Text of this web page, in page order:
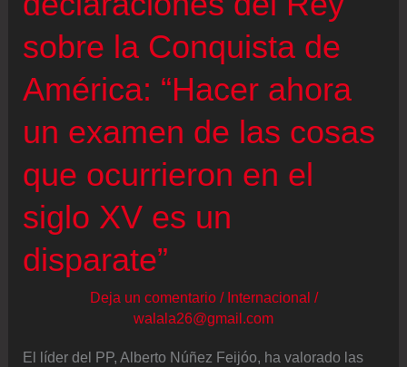
pleno
juicio
‘caso
Koldo’
sobre la Conquista de
América: “Hacer ahora
un examen de las cosas
que ocurrieron en el
siglo XV es un
disparate”
Deja un comentario / Internacional /
walala26@gmail.com
El líder del PP, Alberto Núñez Feijóo, ha valorado las